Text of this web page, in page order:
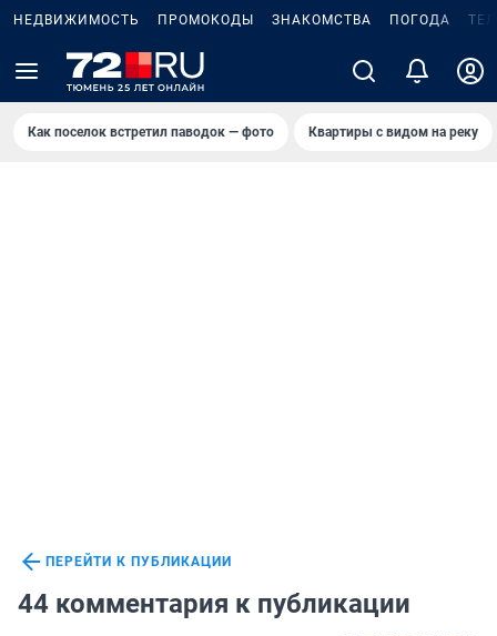
НЕДВИЖИМОСТЬ ПРОМОКОДЫ ЗНАКОМСТВА ПОГОДА
Как поселок встретил паводок — фото Квартиры с видом на реку
ПЕРЕЙТИ К ПУБЛИКАЦИИ
44 комментария к публикации